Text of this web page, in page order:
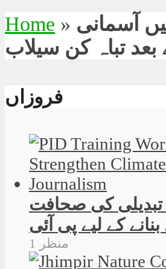
Home » آسمانی
تباہ کن سیلاب
فروزاں
تبدیلی کی صحافت
1 منظر